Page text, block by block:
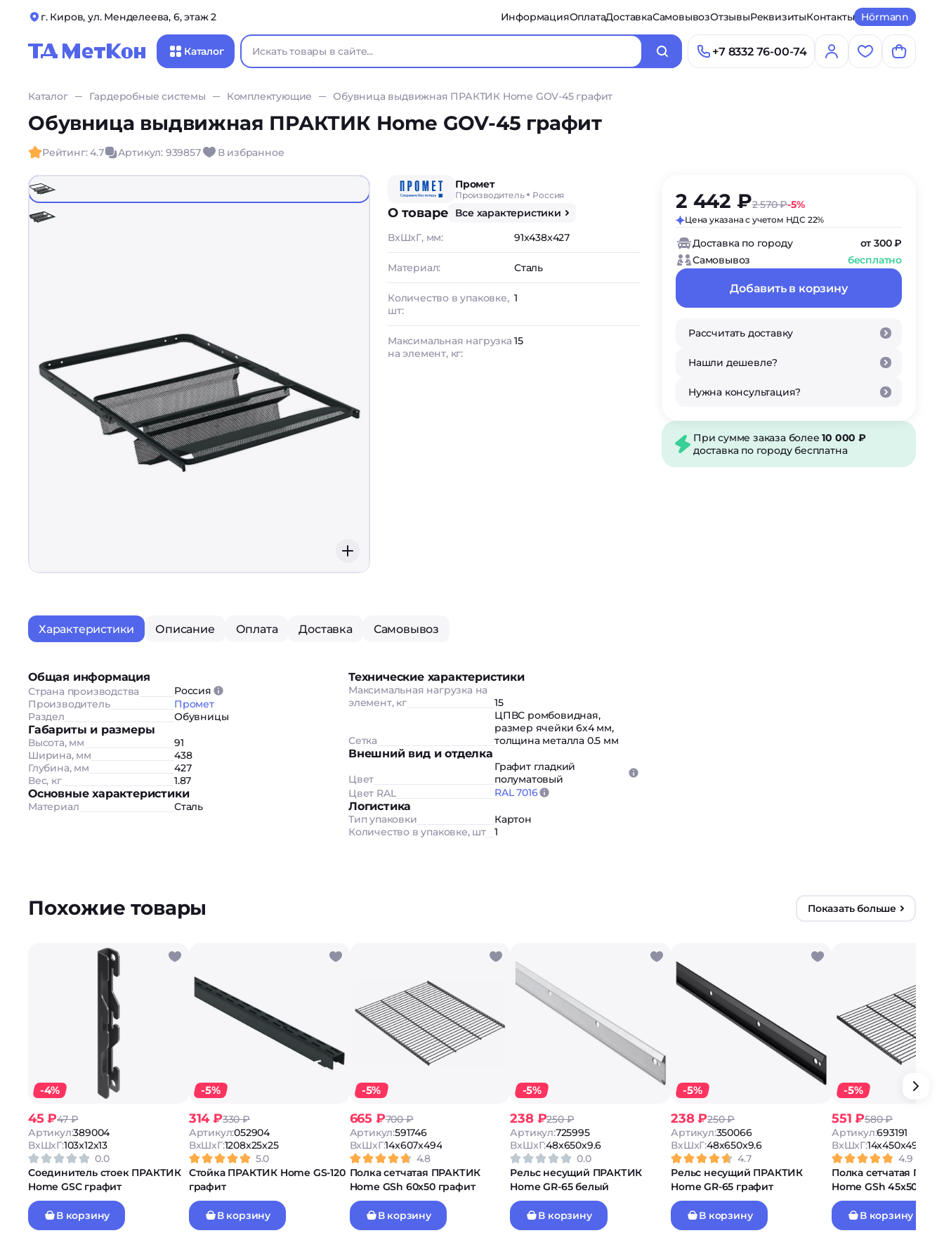
г. Киров, ул. Менделеева, 6, этаж 2 ИнформацияОплатаДоставкаСамовывозОтзывыРеквизитыКонтакты Hörmann
Каталог +7 8332 76-00-74
Каталог Гардеробные системы Комплектующие Обувница выдвижная ПРАКТИК Home GOV-45 графит
Обувница выдвижная ПРАКТИК Home GOV-45 графит
Рейтинг: 4.7 Артикул: 939857 В избранное
Промет
Производитель Россия
О товаре
Все характеристики
ВxШxГ, мм:
91x438x427
Материал: Сталь
Количество в упаковке,
шт:
1
Максимальная нагрузка
на элемент, кг:
15
Характеристики Описание Оплата Доставка Самовывоз
Общая информация
Страна производства
Россия
Производитель
Промет
Раздел
Обувницы
Габариты и размеры
Высота, мм
91
Ширина, мм
438
Глубина, мм
427
Вес, кг
1.87
Основные характеристики
Материал Сталь
Технические характеристики
Максимальная нагрузка на
элемент, кг
15
Сетка
ЦПВС ромбовидная,
размер ячейки 6х4 мм,
толщина металла 0.5 мм
Внешний вид и отделка
Цвет
Графит гладкий
полуматовый
Цвет RAL
RAL 7016
Логистика
Тип упаковки
Картон
Количество в упаковке, шт
1
2 442 ₽2 570 ₽-5%
Цена указана с учетом НДС 22%
Доставка по городу
от 300 ₽
Самовывоз
бесплатно
Добавить в корзину
Рассчитать доставку
Нашли дешевле?
Нужна консультация?
При сумме заказа более10 000 ₽
доставка по городу бесплатна
Похожие товары Показать больше
-4%
45 ₽47 ₽
Артикул:389004
ВxШxГ:103x12x13
0.0
Соединитель стоек ПРАКТИК
Home GSC графит
В корзину
-5%
314 ₽330 ₽
Артикул:052904
ВxШxГ:1208x25x25
5.0
Стойка ПРАКТИК Home GS-120
графит
В корзину
-5%
665 ₽700 ₽
Артикул:591746
ВxШxГ:14x607x494
4.8
Полка сетчатая ПРАКТИК
Home GSh 60х50 графит
В корзину
-5%
238 ₽250 ₽
Артикул:725995
ВxШxГ:48x650x9.6
0.0
Рельс несущий ПРАКТИК
Home GR-65 белый
В корзину
-5%
238 ₽250 ₽
Артикул:350066
ВxШxГ:48x650x9.6
4.7
Рельс несущий ПРАКТИК
Home GR-65 графит
В корзину
-5%
551 ₽580 ₽
Артикул:693191
ВxШxГ:14x450x494
4.9
Полка сетчатая
Home GSh 45х50
В корзину